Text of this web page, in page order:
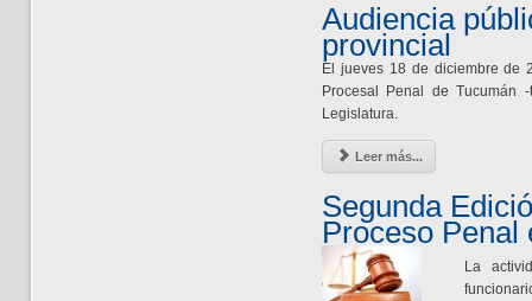
Audiencia
provincial
El jueves 18 de diciembre de
Procesal Penal de
Legislatura.
Leer más...
Segunda
Proceso Penal
La